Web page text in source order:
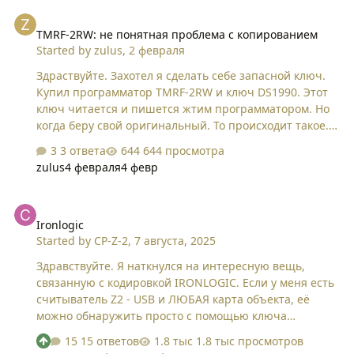
TMRF-2RW: не понятная проблема с копированием
Started byzulus,2 февраля
Здраствуйте. Захотел я сделать себе запасной ключ.
Купил программатор TMRF-2RW и ключ DS1990. Этот
ключ читается и пишется жтим программатором. Но
когда беру свой оригинальный. То происходит такое.
записать не может. Пишет ошибка. Как такое может
быть если купленный он читает и пишет нормально?
3 ответа
644 просмотра
zulus4 февраля4 февр
Ironlogic
Started by CP-Z-2,7 августа, 2025
Здравствуйте. Я наткнулся на интересную вещь,
связанную с кодировкой IRONLOGIC. Если у меня есть
считыватель Z2 - USB и ЛЮБАЯ карта объекта, её
можно обнаружить просто с помощью ключа
Proxmark3. Я кодирую считыватель картой объекта, на
Proxmark3, ввожу команду HF 14a sniff -r -c ---, затем
15 ответов
1.8 тыс просмотров